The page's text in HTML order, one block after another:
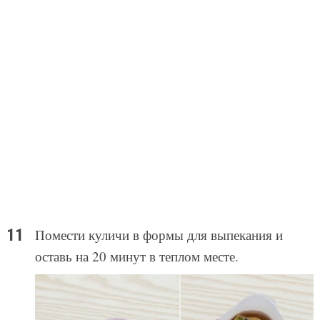
Помести куличи в формы для выпекания и
оставь на 20 минут в теплом месте.